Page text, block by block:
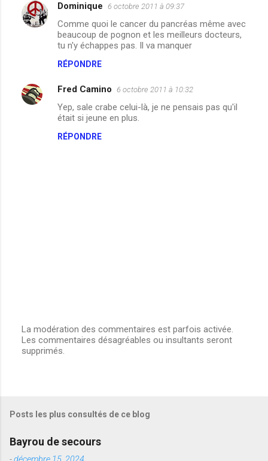
C
o
n
Dominique 6 octobre 2011 à 09:37
Comme quoi le cancer du pancréas même avec
beaucoup de pognon et les meilleurs docteurs,
tu n'y échappes pas. Il va manquer
RÉPONDRE
Fred Camino 6 octobre 2011 à 10:32
Yep, sale crabe celui-là, je ne pensais pas qu'il
était si jeune en plus.
RÉPONDRE
E
n
t
e
r
La modération des commentaires est parfois activée.
Les commentaires désagréables ou insultants seront
supprimés.
Posts les plus consultés de ce blog
Bayrou de secours